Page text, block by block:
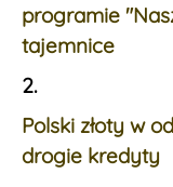
programie
tajemnice
2.
Polski złoty w
drogie kredyty